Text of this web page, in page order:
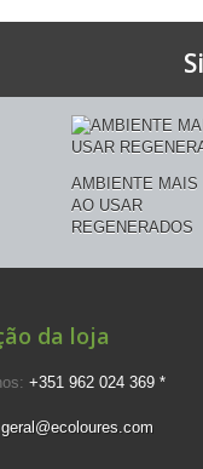
AMBIENTE MAIS
AO USAR
REGENERADOS
da loja
+351 962 024 369 *
geral@ecoloures.com